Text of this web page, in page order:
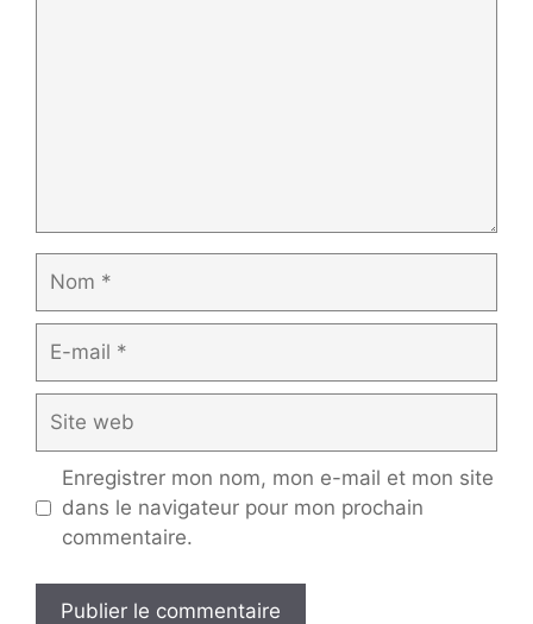
mail
web
Enregistrer mon nom, mon e-mail et mon site
dans le navigateur pour mon prochain
commentaire.